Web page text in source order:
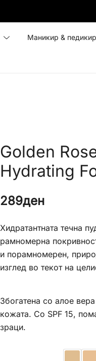
Маникир & педикир
Golden
Hydrating
289ден
Хидратантната течна
рамномерна
и порамномерен,
изглед во текот на
Збогатена со алое
кожата. Со SPF 15,
зраци.